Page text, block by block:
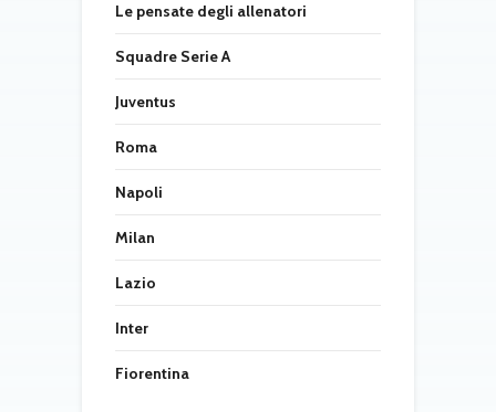
Le pensate degli allenatori
Squadre Serie A
Juventus
Roma
Napoli
Milan
Lazio
Inter
Fiorentina